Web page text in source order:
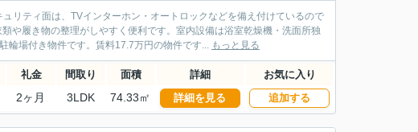
リティ面は、TVインターホン・オートロックなどを備え付けているので
や履き物の整理がしやすく便利です。室内設備は浴室乾燥機・洗面所独
輪場付き物件です。賃料17.7万円の物件です... もっと見る
礼金 間取り 面積 詳細 お気に入り
2ヶ月 3LDK 74.33㎡ 詳細を見る 追加する